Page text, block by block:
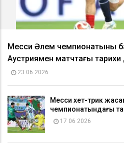
Месси Әлем чемпионатының
Аустриямен матчтағы тарихи
23 06 2026
Месси хет-трик
чемпионатындағы
17 06 2026